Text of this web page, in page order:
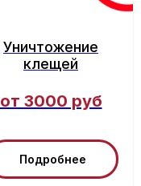
Уничтожение
клещей
от 3000 руб
Подробнее